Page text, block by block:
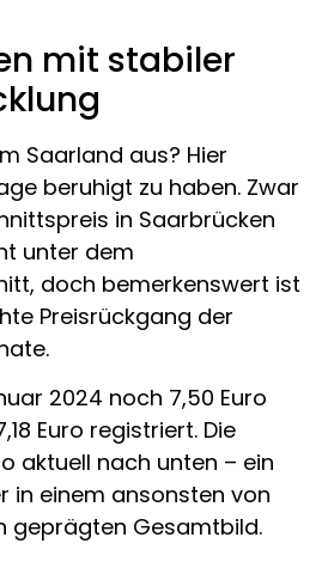
mit stabiler
Saarland aus? Hier
beruhigt zu haben. Zwar
in Saarbrücken
unter dem
doch bemerkenswert ist
Preisrückgang der
2024 noch 7,50 Euro
Euro registriert. Die
aktuell nach unten – ein
in einem ansonsten von
geprägten Gesamtbild.